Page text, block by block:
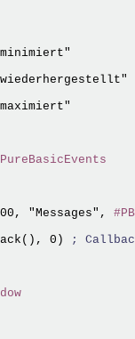
"Messages",
0)
;